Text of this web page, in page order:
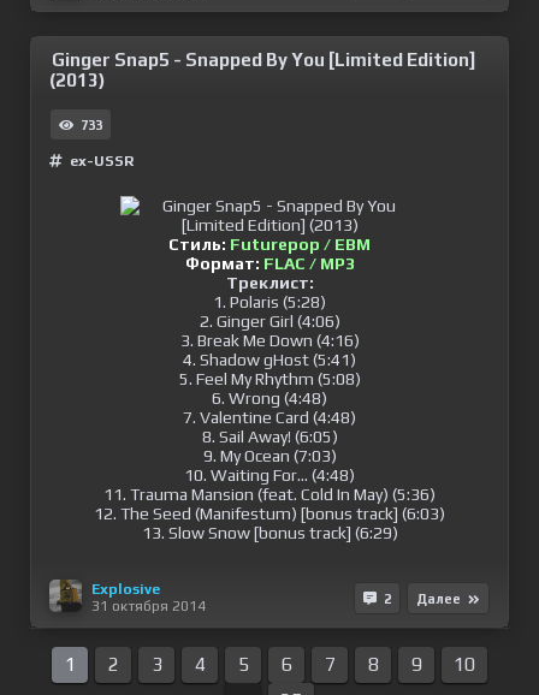
Ginger Snap5 - Snapped By You [Limited Edition]
(2013)
733
ex-USSR
Стиль: Futurepop / EBM
Формат: FLAC / MP3
Треклист:
1. Polaris (5:28)
2. Ginger Girl (4:06)
3. Break Me Down (4:16)
4. Shadow gHost (5:41)
5. Feel My Rhythm (5:08)
6. Wrong (4:48)
7. Valentine Card (4:48)
8. Sail Away! (6:05)
9. My Ocean (7:03)
10. Waiting For... (4:48)
11. Trauma Mansion (feat. Cold In May) (5:36)
12. The Seed (Manifestum) [bonus track] (6:03)
13. Slow Snow [bonus track] (6:29)
Explosive
31 октября 2014
2 Далее
1 2 3 4 5 6 7 8 9
10